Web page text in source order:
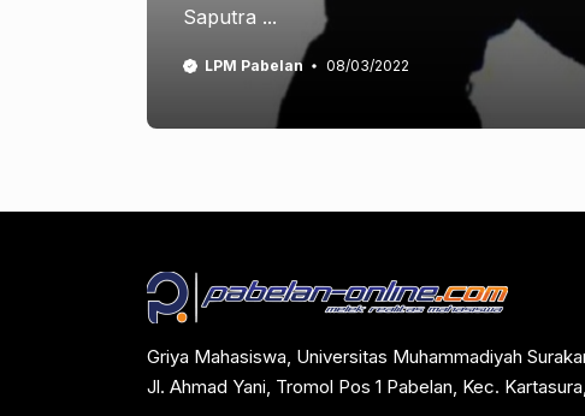
Saputra ...
LPM Pabelan 08/03/2022
Griya Mahasiswa, Universitas Muhammadiyah
Jl. Ahmad Yani, Tromol Pos 1 Pabelan, Kec.